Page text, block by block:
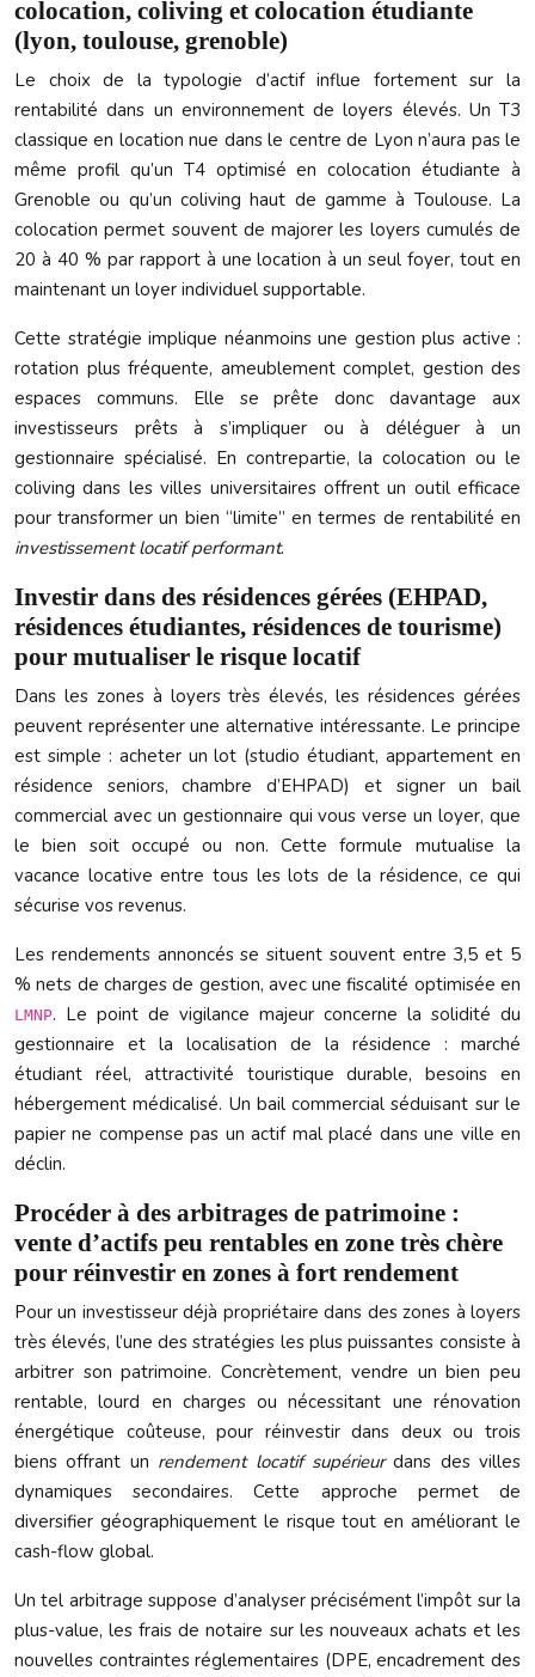
colocation, coliving et colocation étudiante
(lyon, toulouse, grenoble)
Le choix de la typologie d’actif influe fortement sur la
rentabilité dans un environnement de loyers élevés. Un T3
classique en location nue dans le centre de Lyon n’aura pas le
même profil qu’un T4 optimisé en colocation étudiante à
Grenoble ou qu’un coliving haut de gamme à Toulouse. La
colocation permet souvent de majorer les loyers cumulés de
20 à 40 % par rapport à une location à un seul foyer, tout en
maintenant un loyer individuel supportable.
Cette stratégie implique néanmoins une gestion plus active :
rotation plus fréquente, ameublement complet, gestion des
espaces communs. Elle se prête donc davantage aux
investisseurs prêts à s’impliquer ou à déléguer à un
gestionnaire spécialisé. En contrepartie, la colocation ou le
coliving dans les villes universitaires offrent un outil efficace
pour transformer un bien “limite” en termes de rentabilité en
investissement locatif performant.
Investir dans des résidences gérées (EHPAD,
résidences étudiantes, résidences de tourisme)
pour mutualiser le risque locatif
Dans les zones à loyers très élevés, les résidences gérées
peuvent représenter une alternative intéressante. Le principe
est simple : acheter un lot (studio étudiant, appartement en
résidence seniors, chambre d’EHPAD) et signer un bail
commercial avec un gestionnaire qui vous verse un loyer, que
le bien soit occupé ou non. Cette formule mutualise la
vacance locative entre tous les lots de la résidence, ce qui
sécurise vos revenus.
Les rendements annoncés se situent souvent entre 3,5 et 5
% nets de charges de gestion, avec une fiscalité optimisée en
LMNP. Le point de vigilance majeur concerne la solidité du
gestionnaire et la localisation de la résidence : marché
étudiant réel, attractivité touristique durable, besoins en
hébergement médicalisé. Un bail commercial séduisant sur le
papier ne compense pas un actif mal placé dans une ville en
déclin.
Procéder à des arbitrages de patrimoine :
vente d’actifs peu rentables en zone très chère
pour réinvestir en zones à fort rendement
Pour un investisseur déjà propriétaire dans des zones à loyers
très élevés, l’une des stratégies les plus puissantes consiste à
arbitrer son patrimoine. Concrètement, vendre un bien peu
rentable, lourd en charges ou nécessitant une rénovation
énergétique coûteuse, pour réinvestir dans deux ou trois
biens offrant un rendement locatif supérieurdans des villes
dynamiques secondaires. Cette approche permet de
diversifier géographiquement le risque tout en améliorant le
cash-flow global.
Un tel arbitrage suppose d’analyser précisément l’impôt sur la
plus-value, les frais de notaire sur les nouveaux achats et les
nouvelles contraintes réglementaires (DPE, encadrement des